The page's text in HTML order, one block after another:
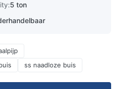
5 ton
ss naadloze buis